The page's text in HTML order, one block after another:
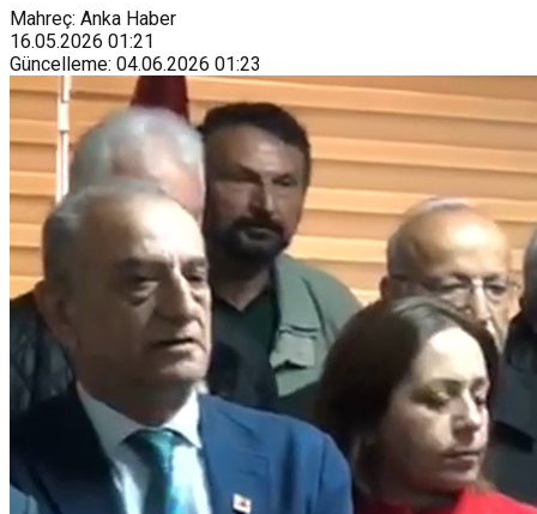
Mahreç: Anka Haber
16.05.2026 01:21
Güncelleme: 04.06.2026 01:23